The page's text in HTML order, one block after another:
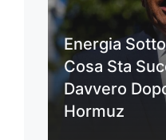
Energia
Cosa Sta
Davvero
Hormuz